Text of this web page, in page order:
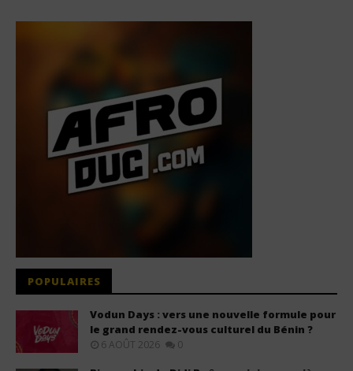
POPULAIRES
Vodun Days : vers une nouvelle formule pour
le grand rendez-vous culturel du Bénin ?
6 AOÛT 2026 0